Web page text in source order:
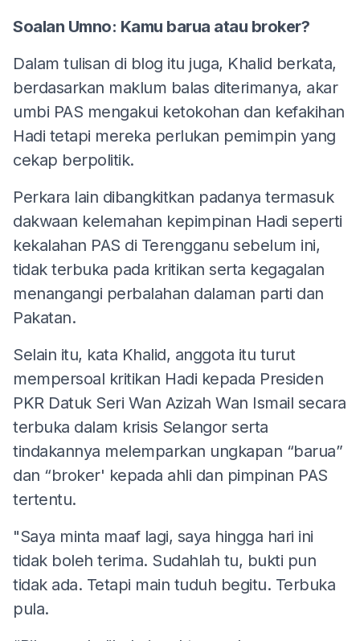
Soalan Umno: Kamu barua atau broker?
Dalam tulisan di blog itu juga, Khalid berkata,
berdasarkan maklum balas diterimanya, akar
umbi PAS mengakui ketokohan dan kefakihan
Hadi tetapi mereka perlukan pemimpin yang
cekap berpolitik.
Perkara lain dibangkitkan padanya termasuk
dakwaan kelemahan kepimpinan Hadi seperti
kekalahan PAS di Terengganu sebelum ini,
tidak terbuka pada kritikan serta kegagalan
menangangi perbalahan dalaman parti dan
Pakatan.
Selain itu, kata Khalid, anggota itu turut
mempersoal kritikan Hadi kepada Presiden
PKR Datuk Seri Wan Azizah Wan Ismail secara
terbuka dalam krisis Selangor serta
tindakannya melemparkan ungkapan “barua”
dan “broker' kepada ahli dan pimpinan PAS
tertentu.
"Saya minta maaf lagi, saya hingga hari ini
tidak boleh terima. Sudahlah tu, bukti pun
tidak ada. Tetapi main tuduh begitu. Terbuka
pula.